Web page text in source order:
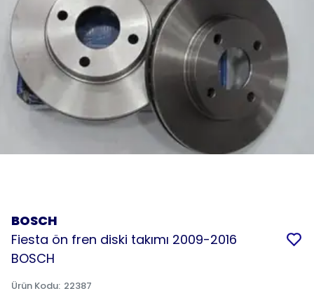
BOSCH
Fiesta ön fren diski takımı 2009-2016
BOSCH
Ürün Kodu: 22387